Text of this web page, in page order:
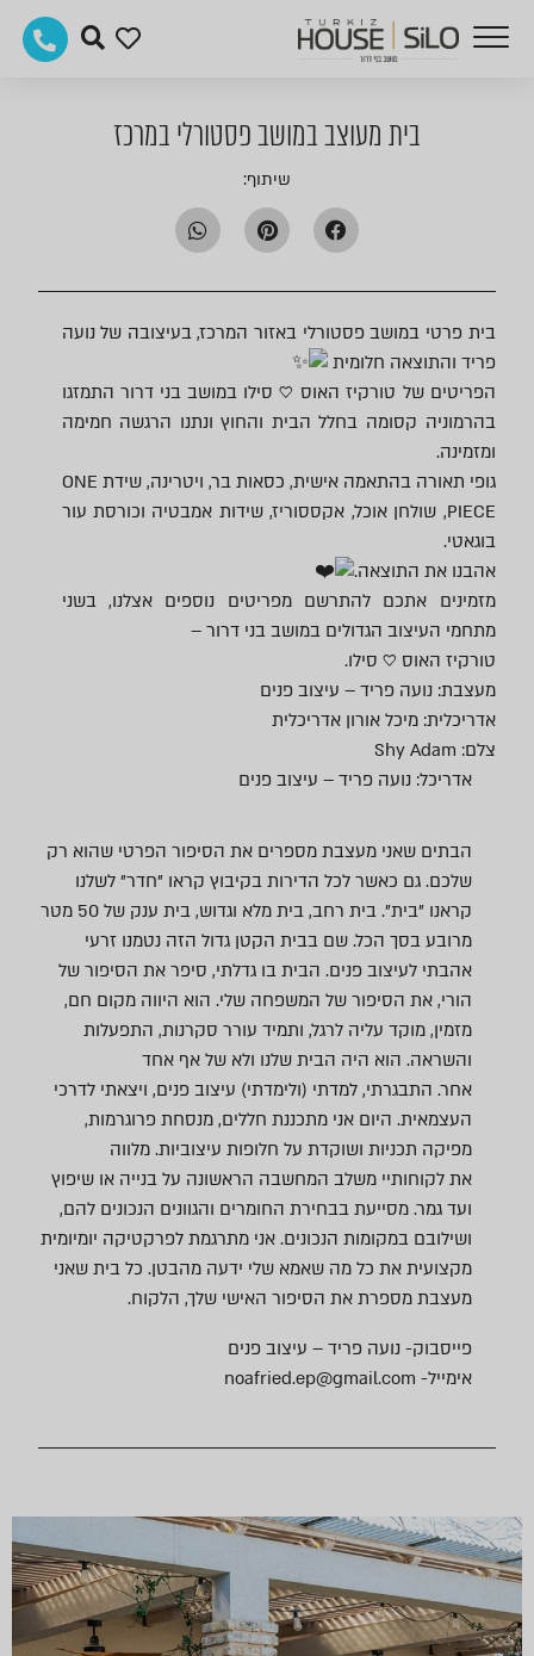
בית מעוצב במושב פסטורלי במרכז
שיתוף:
בית פרטי במושב פסטורלי באזור המרכז, בעיצובה של נועה
פריד והתוצאה חלומית
הפריטים של טורקיז האוס ♡ סילו במושב בני דרור התמזגו
בהרמוניה קסומה בחלל הבית והחוץ ונתנו הרגשה חמימה
ומזמינה.
גופי תאורה בהתאמה אישית, כסאות בר, ויטרינה, שידת ONE
PIECE, שולחן אוכל, אקססוריז, שידות אמבטיה וכורסת עור
בוגאטי.
אהבנו את התוצאה.
מזמינים אתכם להתרשם מפריטים נוספים אצלנו, בשני
מתחמי העיצוב הגדולים במושב בני דרור –
טורקיז האוס ♡ סילו.
מעצבת:נועה פריד – עיצוב פנים
אדריכלית:מיכל אורון אדריכלית
צלם: Shy Adam
אדריכל: נועה פריד – עיצוב פנים
הבתים שאני מעצבת מספרים את הסיפור הפרטי שהוא רק
שלכם. גם כאשר לכל הדירות בקיבוץ קראו "חדר" לשלנו
קראנו "בית". בית רחב, בית מלא וגדוש, בית ענק של 50 מטר
מרובע בסך הכל. שם בבית הקטן גדול הזה נטמנו זרעי
אהבתי לעיצוב פנים. הבית בו גדלתי, סיפר את הסיפור של
הורי, את הסיפור של המשפחה שלי. הוא היווה מקום חם,
מזמין, מוקד עליה לרגל, ותמיד עורר סקרנות, התפעלות
והשראה. הוא היה הבית שלנו ולא של אף אחד
אחר. התבגרתי, למדתי (ולימדתי) עיצוב פנים, ויצאתי לדרכי
העצמאית. היום אני מתכננת חללים, מנסחת פרוגרמות,
מפיקה תכניות ושוקדת על חלופות עיצוביות. מלווה
את לקוחותיי משלב המחשבה הראשונה על בנייה או שיפוץ
ועד גמר. מסייעת בבחירת החומרים והגוונים הנכונים להם,
ושילובם במקומות הנכונים. אני מתרגמת לפרקטיקה יומיומית
מקצועית את כל מה שאמא שלי ידעה מהבטן. כל בית שאני
מעצבת מספרת את הסיפור האישי שלך, הלקוח.
פייסבוק- נועה פריד – עיצוב פנים
אימייל- noafried.ep@gmail.com